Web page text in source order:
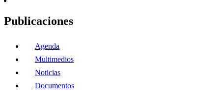
Publicaciones
Agenda
Multimedios
Noticias
Documentos